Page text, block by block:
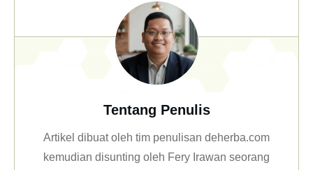
Tentang Penulis
Artikel dibuat oleh tim penulisan deherba.com
kemudian disunting oleh Fery Irawan seorang